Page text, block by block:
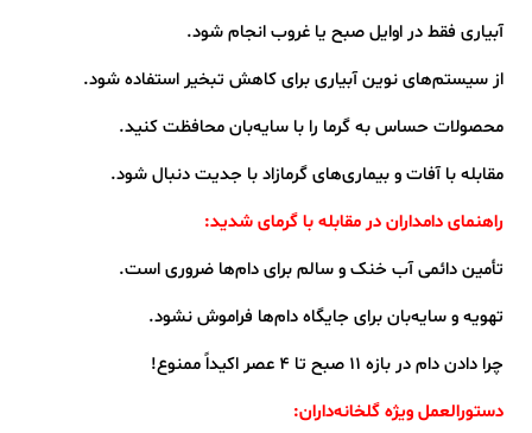
آبیاری فقط در اوایل صبح یا غروب انجام شود.
از سیستم‌های نوین آبیاری برای کاهش تبخیر استفاده شود.
محصولات حساس به گرما را با سایه‌بان محافظت کنید.
مقابله با آفات و بیماری‌های گرمازاد با جدیت دنبال شود.
راهنمای دامداران در مقابله با گرمای شدید:
تأمین دائمی آب خنک و سالم برای دام‌ها ضروری است.
تهویه و سایه‌بان برای جایگاه دام‌ها فراموش نشود.
چرا دادن دام در بازه ۱۱ صبح تا ۴ عصر اکیداً ممنوع!
دستورالعمل ویژه گلخانه‌داران: